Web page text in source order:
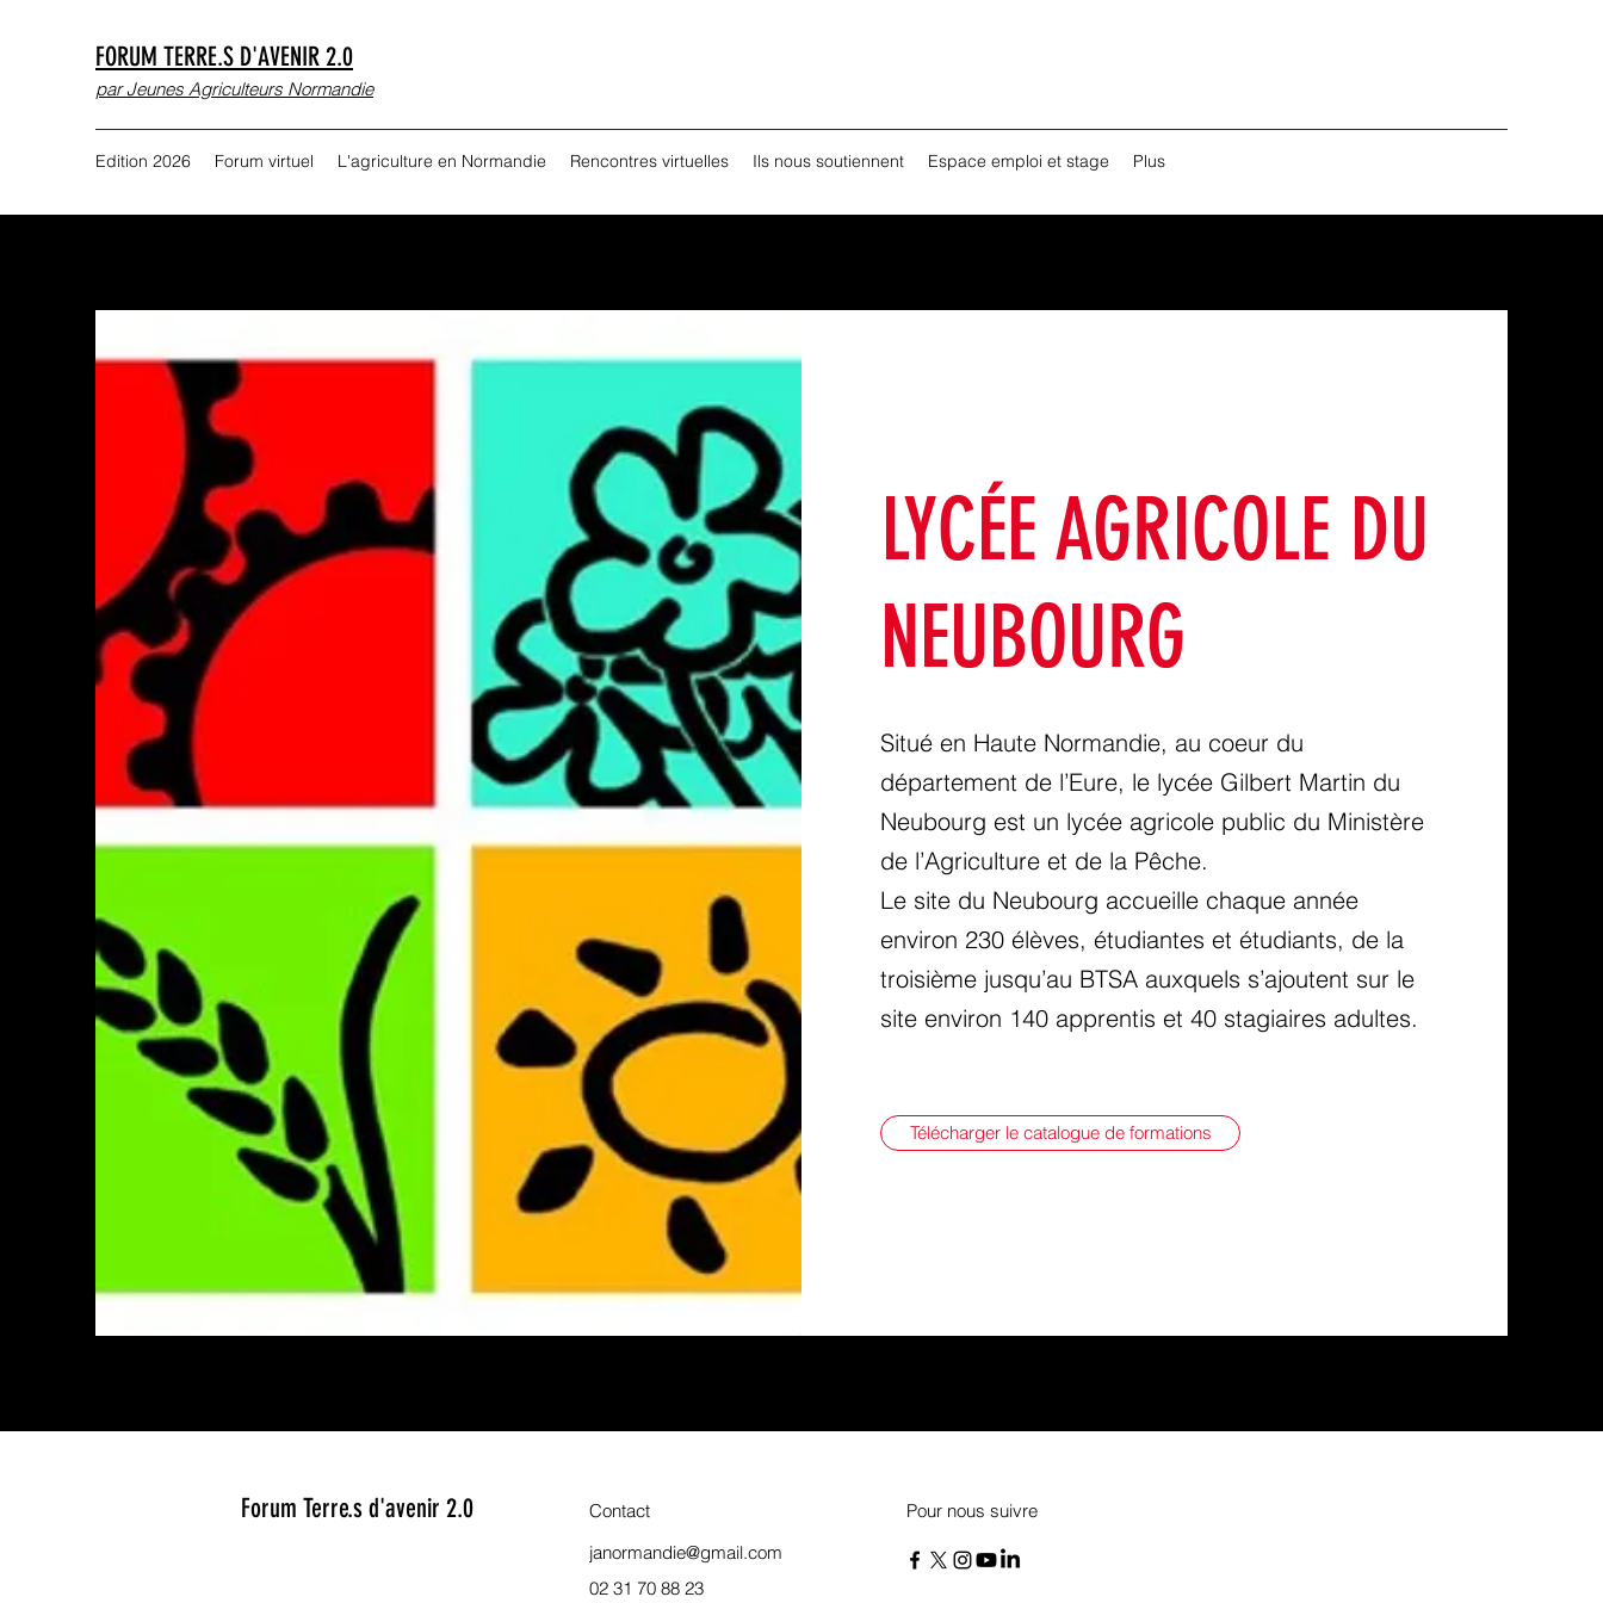
par Jeunes Agriculteurs Normandie
FORUM TERRE.S D'AVENIR 2.0
Edition 2026 Forum virtuel L'agriculture en Normandie Rencontres virtuelles Ils nous soutiennent Espace emploi et stage Plus
LYCÉE AGRICOLE DU
NEUBOURG
Situé en Haute Normandie, au coeur du
département de l’Eure, le lycée Gilbert Martin du
Neubourg est un lycée agricole public du Ministère
de l’Agriculture et de la Pêche.
Le site du Neubourg accueille chaque année
environ 230 élèves, étudiantes et étudiants, de la
troisième jusqu’au BTSA auxquels s’ajoutent sur le
site environ 140 apprentis et 40 stagiaires adultes.
Télécharger le catalogue de formations
Forum Terre.s d'avenir 2.0
Contact
janormandie@gmail.com
Pour nous suivre
02 31 70 88 23